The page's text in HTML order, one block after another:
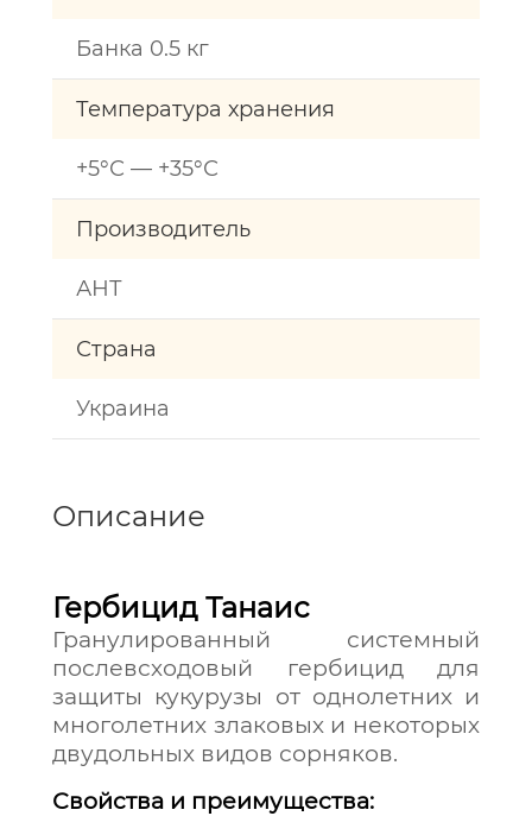
Банка 0.5 кг
Температура хранения
+5°С — +35°С
Производитель
АНТ
Страна
Украина
Описание
Гербицид Танаис
Гранулированный системный
послевсходовый гербицид для
защиты кукурузы от однолетних и
многолетних злаковых и некоторых
двудольных видов сорняков.
Свойства и преимущества: